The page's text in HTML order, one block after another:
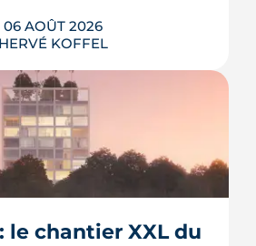
06 AOÛT 2026
HERVÉ KOFFEL
dernière phase de
doit livrer
à partir de
des joncs, contraint
le chantier XXL du